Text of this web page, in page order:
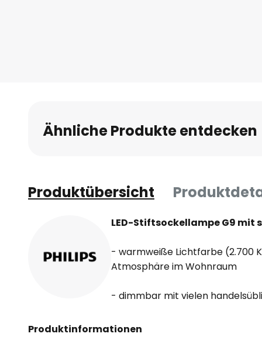
Ähnliche Produkte entdecken
Produktübersicht
LED-Stiftsockellampe G9
- warmweiße Lichtfarbe (2.700
Atmosphäre im Wohnraum
- dimmbar mit vielen
Produktinformationen